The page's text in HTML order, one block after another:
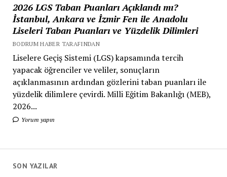
2026 LGS Taban Puanları Açıklandı mı?
İstanbul, Ankara ve İzmir Fen ile Anadolu
Liseleri Taban Puanları ve Yüzdelik Dilimleri
BODRUM HABER TARAFINDAN
Liselere Geçiş Sistemi (LGS) kapsamında tercih
yapacak öğrenciler ve veliler, sonuçların
açıklanmasının ardından gözlerini taban puanları ile
yüzdelik dilimlere çevirdi. Milli Eğitim Bakanlığı (MEB),
2026...
Yorum yapın
SON YAZILAR